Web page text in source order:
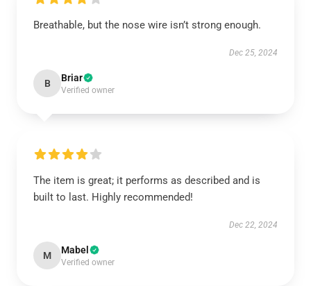
Breathable, but the nose wire isn’t strong enough.
Dec 25, 2024
B Briar
Verified owner
The item is great; it performs as described and is
built to last. Highly recommended!
Dec 22, 2024
M Mabel
Verified owner